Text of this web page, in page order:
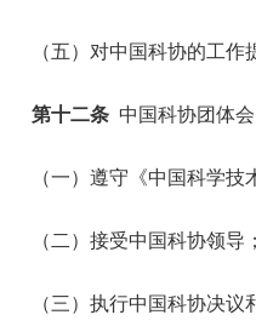
（五）对中国科协的工作
第十二条 中国科协团体
（一）遵守《中国科学技
（二）接受中国科协领导；
（三）执行中国科协决议